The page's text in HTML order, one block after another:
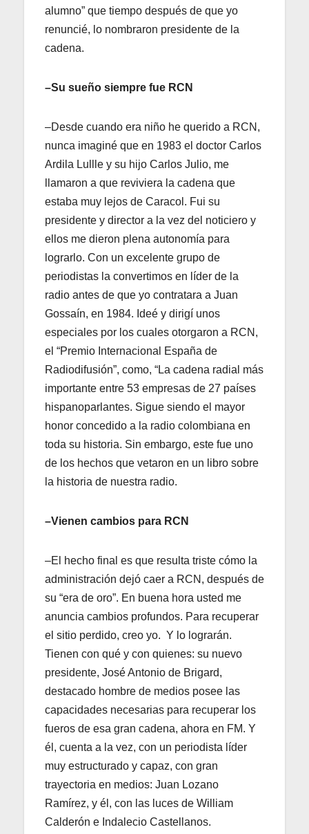
alumno” que tiempo después de que yo
renuncié, lo nombraron presidente de la
cadena.
–Su sueño siempre fue RCN
–Desde cuando era niño he querido a RCN,
nunca imaginé que en 1983 el doctor Carlos
Ardila Lullle y su hijo Carlos Julio, me
llamaron a que reviviera la cadena que
estaba muy lejos de Caracol. Fui su
presidente y director a la vez del noticiero y
ellos me dieron plena autonomía para
lograrlo. Con un excelente grupo de
periodistas la convertimos en líder de la
radio antes de que yo contratara a Juan
Gossaín, en 1984. Ideé y dirigí unos
especiales por los cuales otorgaron a RCN,
el “Premio Internacional España de
Radiodifusión”, como, “La cadena radial más
importante entre 53 empresas de 27 países
hispanoparlantes. Sigue siendo el mayor
honor concedido a la radio colombiana en
toda su historia. Sin embargo, este fue uno
de los hechos que vetaron en un libro sobre
la historia de nuestra radio.
–Vienen cambios para RCN
–El hecho final es que resulta triste cómo la
administración dejó caer a RCN, después de
su “era de oro”. En buena hora usted me
anuncia cambios profundos. Para recuperar
el sitio perdido, creo yo. Y lo lograrán.
Tienen con qué y con quienes: su nuevo
presidente, José Antonio de Brigard,
destacado hombre de medios posee las
capacidades necesarias para recuperar los
fueros de esa gran cadena, ahora en FM. Y
él, cuenta a la vez, con un periodista líder
muy estructurado y capaz, con gran
trayectoria en medios: Juan Lozano
Ramírez, y él, con las luces de William
Calderón e Indalecio Castellanos.